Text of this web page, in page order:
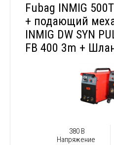
Fubag INMIG
+ подающий
INMIG DW SYN
FB 400 3m +
380 В
Напряжение